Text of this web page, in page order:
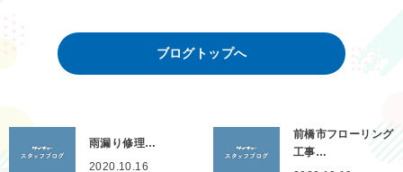
ブログトップへ
雨漏り修理…
2020.10.16
前橋市フローリング
工事…